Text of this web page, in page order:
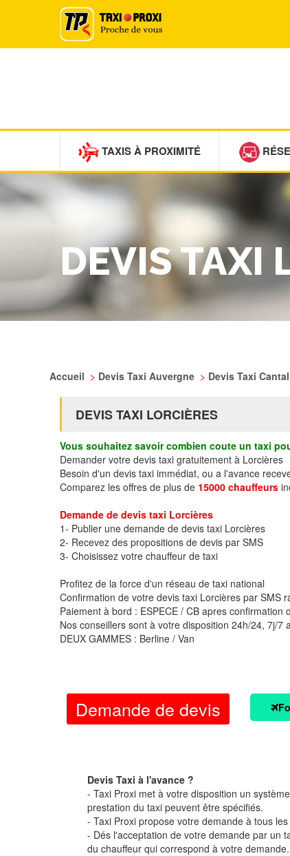
TAXIS À PROXIMITÉ
DEVIS TAXI
Accueil > Devis Taxi Auvergne > Devis Taxi Cantal
DEVIS TAXI LORCIÈRES
Vous souhaitez savoir combien coute un taxi
Demander votre devis taxi gratuitement à Lorcières
Besoin d'un devis taxi immédiat, ou a l'avance
Comparez les offres de plus de 15000 chauffeurs
Demande de devis taxi Lorcières
1- Publier une demande de devis taxi Lorcières
2- Recevez des propositions de devis par SMS
3- Choisissez votre chauffeur de taxi
Profitez de la force d'un réseau de taxi national
Confirmation de votre devis taxi Lorcières par SMS
Paiement à bord : ESPECE / CB apres confirmation
Nos conseillers sont à votre disposition 24h/24, 7j/7
DEUX GAMMES : Berline / Van
Demande de devis
Devis Taxi à l'avance ?
- Taxi Proxi met à votre disposition un
prestation du taxi peuvent être spécifiés.
- Taxi Proxi propose votre demande à tous
- Dés l'acceptation de votre demande par un
du chauffeur qui correspond à votre demande.